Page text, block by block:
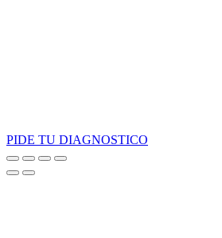
PIDE TU DIAGNOSTICO